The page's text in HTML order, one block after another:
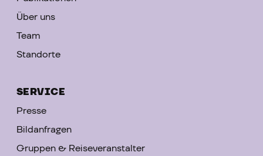
Über uns
Team
Standorte
SERVICE
Presse
Bildanfragen
Gruppen & Reiseveranstalter